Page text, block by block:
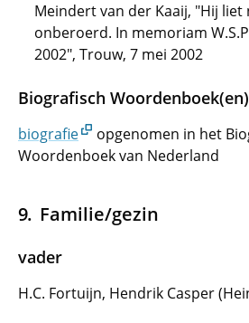
Meindert van der Kaaij, "Hij liet
onberoerd. In memoriam
2002", Trouw, 7 mei 2002
Biografisch Woordenboek(en)
biografie
opgenomen in het
Woordenboek van Nederland
Familie/gezin
vader
H.C. Fortuijn, Hendrik Casper